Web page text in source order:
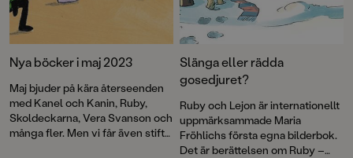
Nya böcker i maj 2023
Maj bjuder på kära återseenden
med Kanel och Kanin, Ruby,
Skoldeckarna, Vera Svanson och
många fler. Men vi får även stifta
Slänga eller rädda
gosedjuret?
Ruby och Lejon är internationellt
uppmärksammade Maria
Fröhlichs första egna bilderbok.
Det är berättelsen om Ruby –